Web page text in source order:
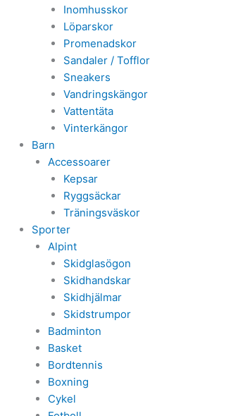
Inomhusskor
Löparskor
Promenadskor
Sandaler / Tofflor
Sneakers
Vandringskängor
Vattentäta
Vinterkängor
Barn
Accessoarer
Kepsar
Ryggsäckar
Träningsväskor
Sporter
Alpint
Skidglasögon
Skidhandskar
Skidhjälmar
Skidstrumpor
Badminton
Basket
Bordtennis
Boxning
Cykel